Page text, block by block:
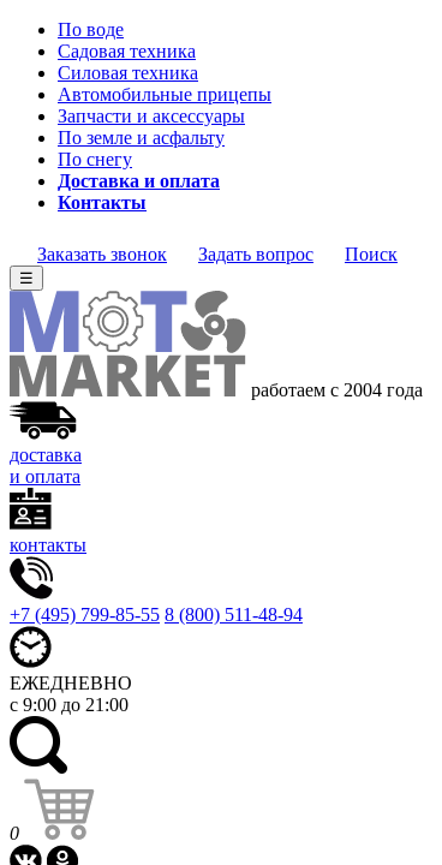
По воде
Садовая техника
Силовая техника
Автомобильные прицепы
Запчасти и аксессуары
По земле и асфальту
По снегу
Доставка и оплата
Контакты
Заказать звонок Задать вопрос Поиск
☰
работаем с 2004 года
доставка
и оплата
контакты
+7 (495) 799-85-55 8 (800) 511-48-94
ЕЖЕДНЕВНО
с 9:00 до 21:00
0